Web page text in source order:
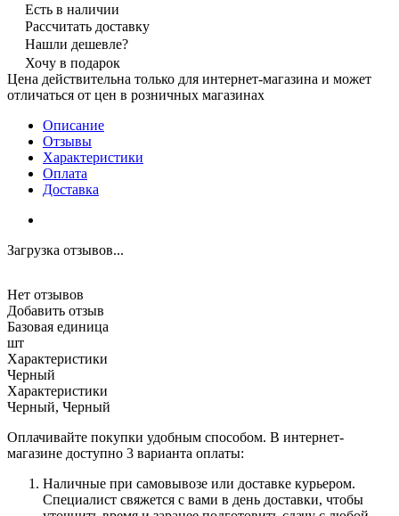
Есть в наличии
Рассчитать доставку
Нашли дешевле?
Хочу в подарок
Цена действительна только для интернет-магазина и может
отличаться от цен в розничных магазинах
Описание
Отзывы
Характеристики
Оплата
Доставка
Загрузка отзывов...
Нет отзывов
Добавить отзыв
Базовая единица
шт
Характеристики
Черный
Характеристики
Черный, Черный
Оплачивайте покупки удобным способом. В интернет-
магазине доступно 3 варианта оплаты:
Наличные при самовывозе или доставке курьером.
Специалист свяжется с вами в день доставки, чтобы